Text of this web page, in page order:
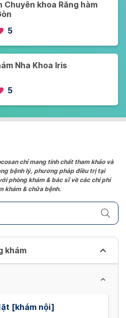
Chuyên khoa Răng hàm
5
Nha Khoa Iris
5
chỉ mang tính chất tham khảo và
bệnh lý, phương pháp điều trị tại
phòng khám & bác sĩ về các chi phí
khám & chữa bệnh.
khám
[khám nội]